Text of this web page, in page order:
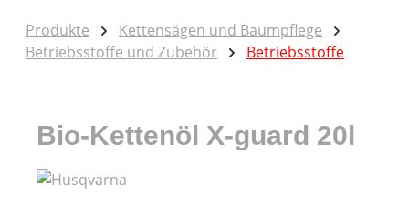
Produkte
Kettensägen und Baumpflege
Betriebsstoffe und Zubehör
Betriebsstoffe
Bio-Kettenöl X-guard 20l